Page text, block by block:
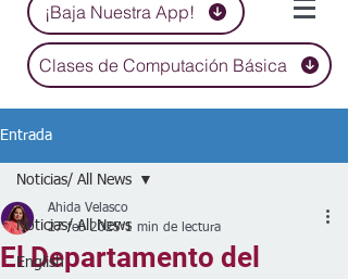
¡Baja Nuestra App!
Clases de Computación Básica
Entrada
Noticias/ All News
English
Noticias/ All News
El Departamento del
Ahida Velasco
27 feb 2025 1 min de lectura